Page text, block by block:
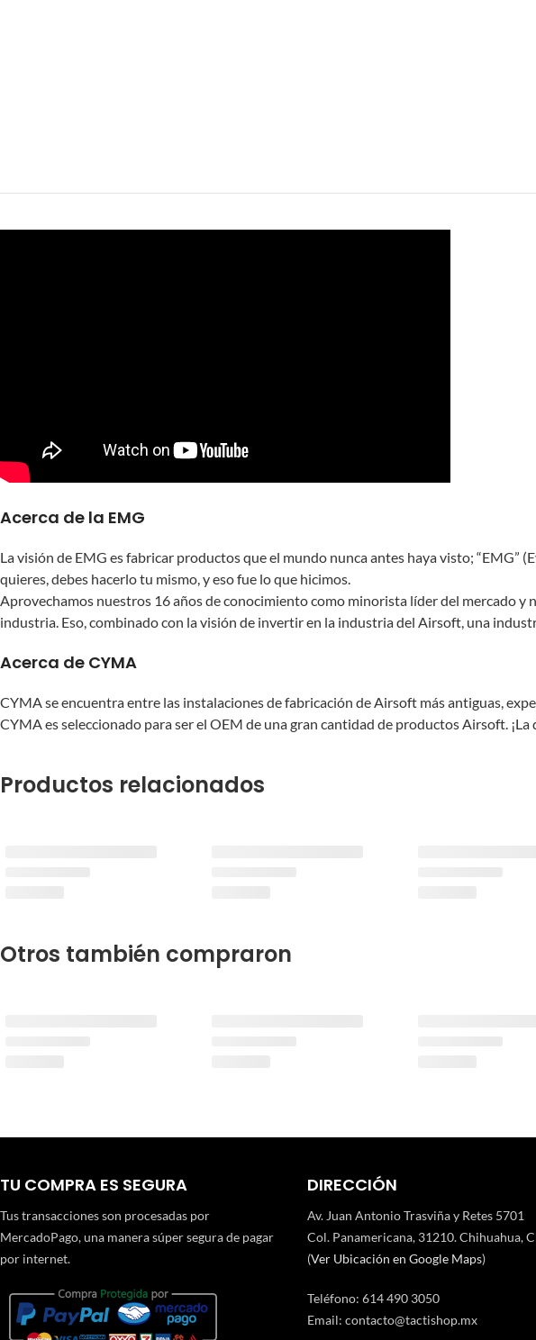
Acerca de la EMG
La visión de EMG es fabricar productos que el mundo nunca antes haya visto; “EMG”
quieres, debes hacerlo tu mismo, y eso fue lo que hicimos.
Aprovechamos nuestros 16 años de conocimiento como minorista líder del mercado
industria. Eso, combinado con la visión de invertir en la industria del Airsoft, una
Acerca de CYMA
CYMA se encuentra entre las instalaciones de fabricación de Airsoft más antiguas,
CYMA es seleccionado para ser el OEM de una gran cantidad de productos Airsoft.
Productos relacionados
Otros también compraron
TU COMPRA ES SEGURA
Tus transacciones son procesadas por
MercadoPago, una manera súper segura de pagar
por internet.
DIRECCIÓN
Av. Juan Antonio Trasviña y Retes 5701
Col. Panamericana, 31210. Chihuahua,
(Ver Ubicación en Google Maps)
Teléfono: 614 490 3050
Email: contacto@tactishop.mx